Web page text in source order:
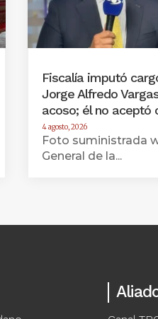
Fiscalía imputó
Jorge Alfredo
acoso; él no aceptó
4 agosto, 2026
Foto suministrada
General de la...